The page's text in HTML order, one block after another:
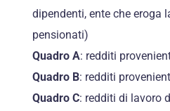
dipendenti, ente che eroga
pensionati)
Quadro A: redditi
Quadro B: redditi
Quadro C: redditi di lavoro